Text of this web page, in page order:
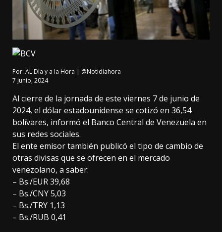
Por: AL Día y a la Hora | @Notidiahora
7 junio, 2024
Al cierre de la jornada de este viernes 7 de junio de
2024, el dólar estadounidense se cotizó en 36,54
bolívares, informó el Banco Central de Venezuela en
sus redes sociales.
El ente emisor también publicó el tipo de cambio de
otras divisas que se ofrecen en el mercado
venezolano, a saber:
– Bs./EUR 39,68
– Bs./CNY 5,03
– Bs./TRY 1,13
– Bs./RUB 0,41